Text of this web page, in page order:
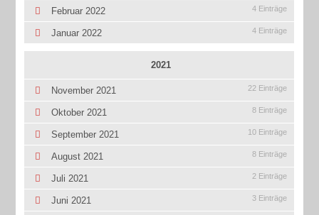
Februar 2022 4 Einträge
Januar 2022 4 Einträge
2021
November 2021 22 Einträge
Oktober 2021 8 Einträge
September 2021 10 Einträge
August 2021 8 Einträge
Juli 2021 2 Einträge
Juni 2021 3 Einträge